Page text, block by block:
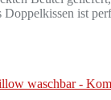
ist